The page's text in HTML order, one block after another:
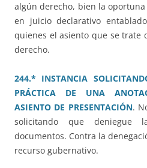
algún derecho, bien la
en juicio declarativo
quienes el asiento que se trate
derecho.
244.* INSTANCIA
PRÁCTICA DE UNA
ASIENTO DE PRESENTACIÓN.
solicitando que deniegue
documentos. Contra la
recurso gubernativo.